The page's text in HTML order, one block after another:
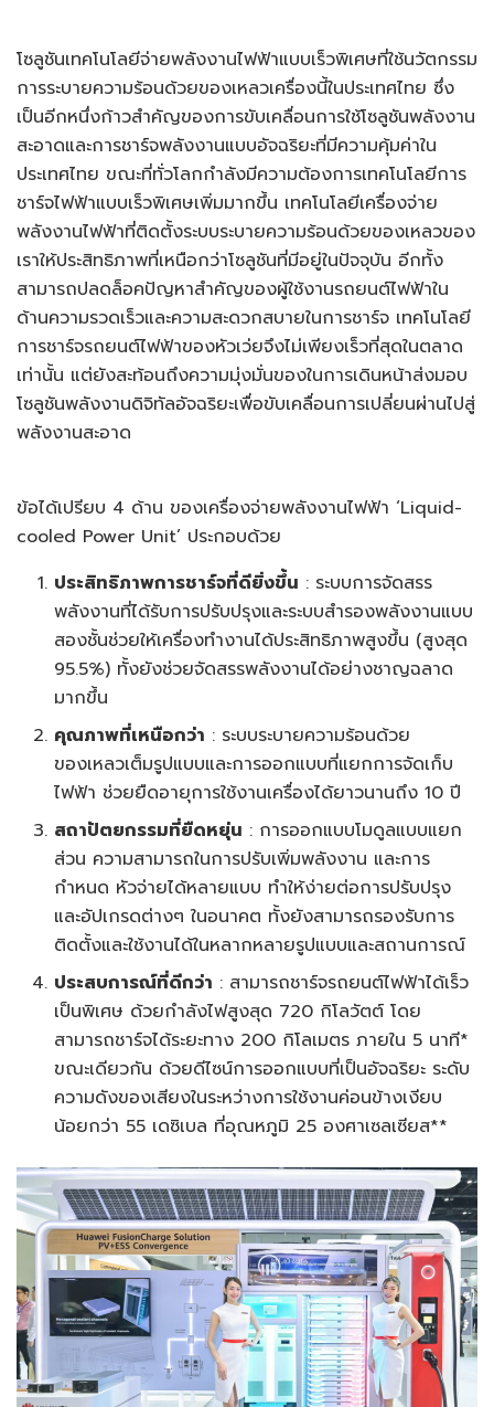
โซลูชันเทคโนโลยีจ่ายพลังงานไฟฟ้าแบบเร็วพิเศษที่ใช้นวัตกรรม
การระบายความร้อนด้วยของเหลวเครื่องนี้ในประเทศไทย ซึ่ง
เป็นอีกหนึ่งก้าวสำคัญของการขับเคลื่อนการใช้โซลูชันพลังงาน
สะอาดและการชาร์จพลังงานแบบอัจฉริยะที่มีความคุ้มค่าใน
ประเทศไทย ขณะที่ทั่วโลกกำลังมีความต้องการเทคโนโลยีการ
ชาร์จไฟฟ้าแบบเร็วพิเศษเพิ่มมากขึ้น เทคโนโลยีเครื่องจ่าย
พลังงานไฟฟ้าที่ติดตั้งระบบระบายความร้อนด้วยของเหลวของ
เราให้ประสิทธิภาพที่เหนือกว่าโซลูชันที่มีอยู่ในปัจจุบัน อีกทั้ง
สามารถปลดล็อคปัญหาสำคัญของผู้ใช้งานรถยนต์ไฟฟ้าใน
ด้านความรวดเร็วและความสะดวกสบายในการชาร์จ เทคโนโลยี
การชาร์จรถยนต์ไฟฟ้าของหัวเว่ยจึงไม่เพียงเร็วที่สุดในตลาด
เท่านั้น แต่ยังสะท้อนถึงความมุ่งมั่นของในการเดินหน้าส่งมอบ
โซลูชันพลังงานดิจิทัลอัจฉริยะเพื่อขับเคลื่อนการเปลี่ยนผ่านไปสู่
พลังงานสะอาด
ข้อได้เปรียบ 4 ด้าน ของเครื่องจ่ายพลังงานไฟฟ้า ‘Liquid-
cooled Power Unit’ ประกอบด้วย
ประสิทธิภาพการชาร์จที่ดียิ่งขึ้น : ระบบการจัดสรร
พลังงานที่ได้รับการปรับปรุงและระบบสำรองพลังงานแบบ
สองชั้นช่วยให้เครื่องทำงานได้ประสิทธิภาพสูงขึ้น (สูงสุด
95.5%) ทั้งยังช่วยจัดสรรพลังงานได้อย่างชาญฉลาด
มากขึ้น
คุณภาพที่เหนือกว่า : ระบบระบายความร้อนด้วย
ของเหลวเต็มรูปแบบและการออกแบบที่แยกการจัดเก็บ
ไฟฟ้า ช่วยยืดอายุการใช้งานเครื่องได้ยาวนานถึง 10 ปี
สถาปัตยกรรมที่ยืดหยุ่น : การออกแบบโมดูลแบบแยก
ส่วน ความสามารถในการปรับเพิ่มพลังงาน และการ
กำหนด หัวจ่ายได้หลายแบบ ทำให้ง่ายต่อการปรับปรุง
และอัปเกรดต่างๆ ในอนาคต ทั้งยังสามารถรองรับการ
ติดตั้งและใช้งานได้ในหลากหลายรูปแบบและสถานการณ์
ประสบการณ์ที่ดีกว่า : สามารถชาร์จรถยนต์ไฟฟ้าได้เร็ว
เป็นพิเศษ ด้วยกำลังไฟสูงสุด 720 กิโลวัตต์ โดย
สามารถชาร์จได้ระยะทาง 200 กิโลเมตร ภายใน 5 นาที*
ขณะเดียวกัน ด้วยดีไซน์การออกแบบที่เป็นอัจฉริยะ ระดับ
ความดังของเสียงในระหว่างการใช้งานค่อนข้างเงียบ
น้อยกว่า 55 เดซิเบล ที่อุณหภูมิ 25 องศาเซลเซียส**